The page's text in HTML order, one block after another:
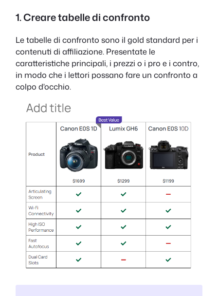
1. Creare tabelle di confronto
Le tabelle di confronto sono il gold standard per i
contenuti di affiliazione. Presentate le
caratteristiche principali, i prezzi o i pro e i contro,
in modo che i lettori possano fare un confronto a
colpo d'occhio.